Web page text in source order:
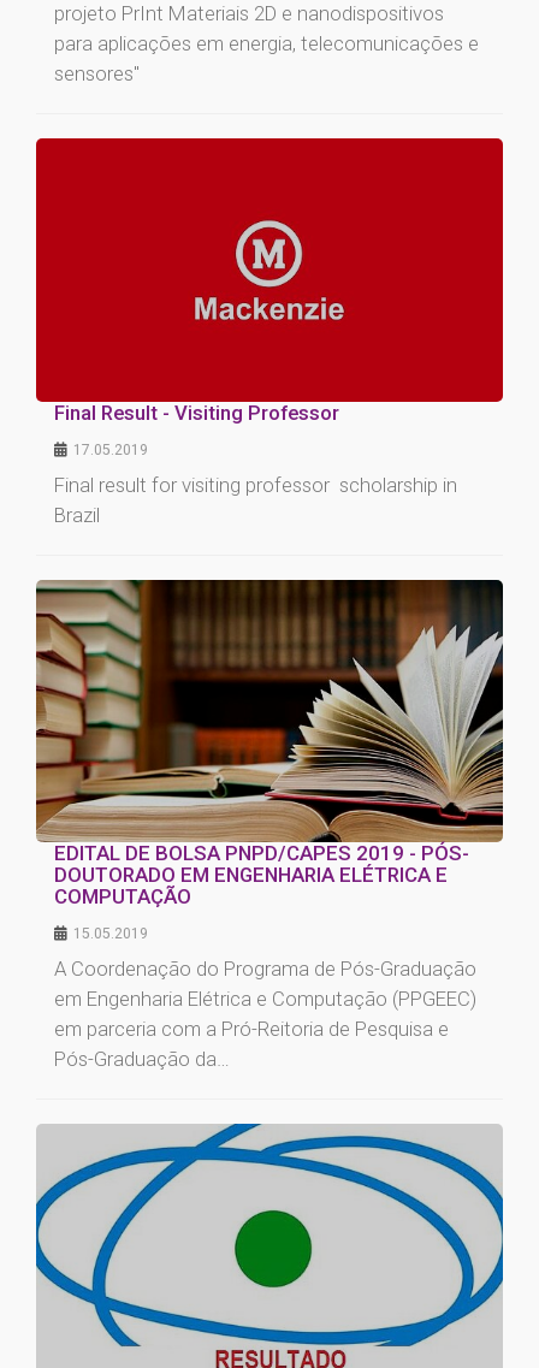
projeto PrInt Materiais 2D e nanodispositivos
para aplicações em energia, telecomunicações e
sensores"
Final Result - Visiting Professor
17.05.2019
Final result for visiting professor scholarship in
Brazil
EDITAL DE BOLSA PNPD/CAPES 2019 - PÓS-
DOUTORADO EM ENGENHARIA ELÉTRICA E
COMPUTAÇÃO
15.05.2019
A Coordenação do Programa de Pós-Graduação
em Engenharia Elétrica e Computação (PPGEEC)
em parceria com a Pró-Reitoria de Pesquisa e
Pós-Graduação da…